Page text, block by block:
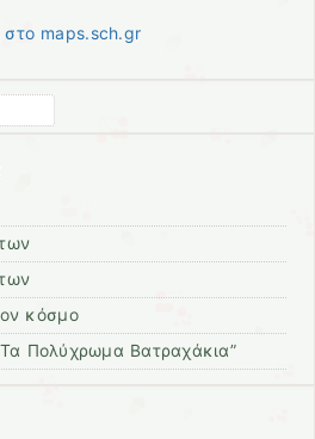
στο maps.sch.gr
κόσμο
Πολύχρωμα Βατραχάκια”